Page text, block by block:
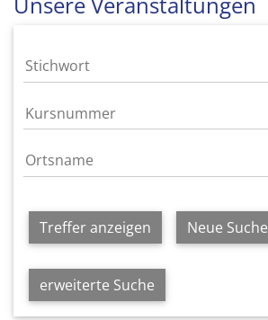
Treffer anzeigen Neue Suche
erweiterte Suche